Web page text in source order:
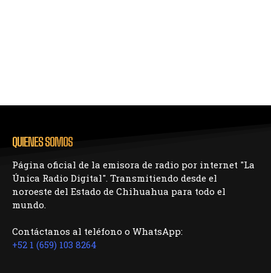
QUIENES SOMOS
Página oficial de la emisora de radio por internet "La
Única Radio Digital". Transmitiendo desde el
noroeste del Estado de Chihuahua para todo el
mundo.
Contáctanos al teléfono o WhatsApp:
+52 1 (659) 103 8264